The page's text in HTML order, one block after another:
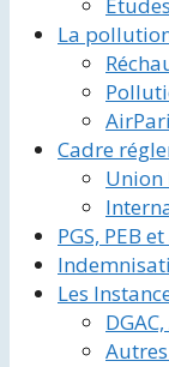
La
Cadre
Union
PGS, PEB
Les